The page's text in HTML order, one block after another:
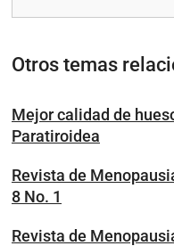
Otros temas
Mejor calidad de
Paratiroidea
Revista de
8 No. 1
Revista de